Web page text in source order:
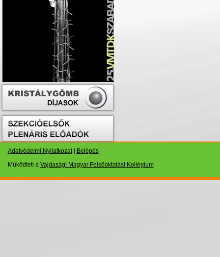
Adatvédelmi Nyilatkozat|
Belépés
Működteti a Vajdasági Magyar Felsőoktatási Kollégium